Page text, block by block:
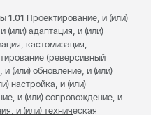
1.01 Проектирование, и (или)
(или) адаптация, и (или)
кастомизация,
(реверсивный
(или) обновление, и (или)
настройка, и (или)
и (или) сопровождение, и
и (или) техническая